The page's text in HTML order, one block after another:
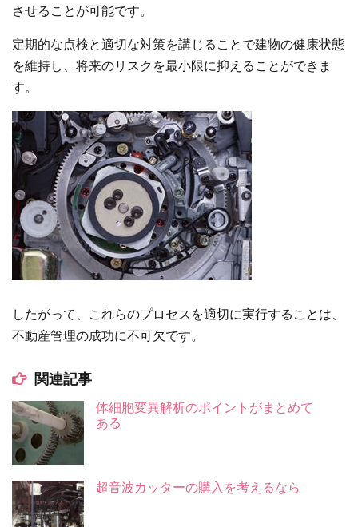
させることが可能です。
定期的な点検と適切な対策を講じることで建物の健康状態
を維持し、将来のリスクを最小限に抑えることができま
す。
したがって、これらのプロセスを適切に実行することは、
不動産管理の成功に不可欠です。
関連記事
体細胞変異解析のポイントがまとめて
ある
超音波カッターの購入を考えるなら